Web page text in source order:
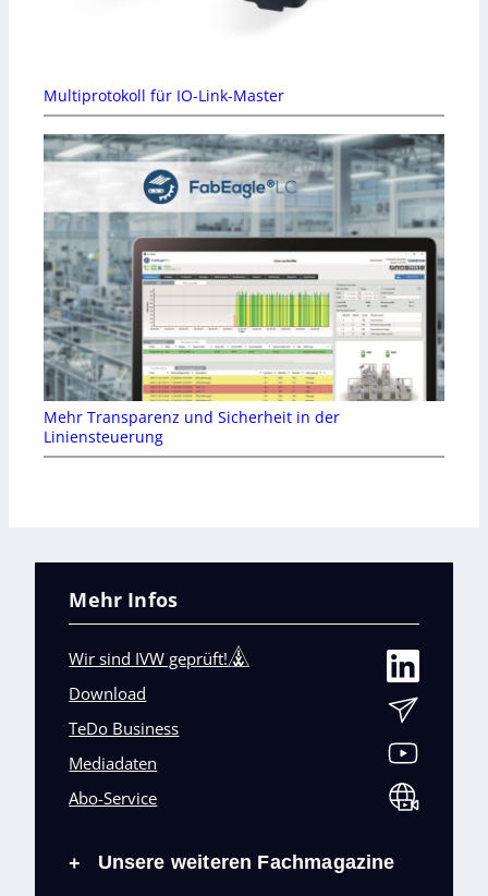
Multiprotokoll für IO-Link-Master
Mehr Transparenz und Sicherheit in der
Liniensteuerung
Mehr Infos
Wir sind IVW geprüft!
Download
TeDo Business
Mediadaten
Abo-Service
+ Unsere weiteren Fachmagazine